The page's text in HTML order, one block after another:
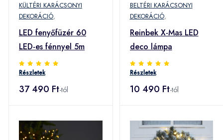
KÜLTÉRI KARÁCSONYI
DEKORÁCIÓ,
LED fenyőfüzér 60
LED-es fénnyel 5m
Részletek
37 490 Ft-tól
BELTÉRI KARÁCSONYI
DEKORÁCIÓ,
Reinbek X-Mas LED
deco lámpa
Részletek
10 490 Ft-tól